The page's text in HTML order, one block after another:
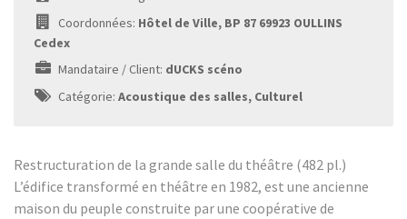
Coordonnées: Hôtel de Ville, BP 87 69923 OULLINS
Cedex
Mandataire / Client: dUCKS scéno
Catégorie: Acoustique des salles, Culturel
Restructuration de la grande salle du théâtre (482 pl.)
L’édifice transformé en théâtre en 1982, est une ancienne
maison du peuple construite par une coopérative de